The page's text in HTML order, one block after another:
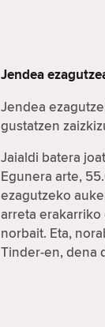
Jendea
Jendea
gustatzen
Jaialdi batera
Egunera arte,
ezagutzeko
arreta
norbait. Eta,
Tinder-en, dena